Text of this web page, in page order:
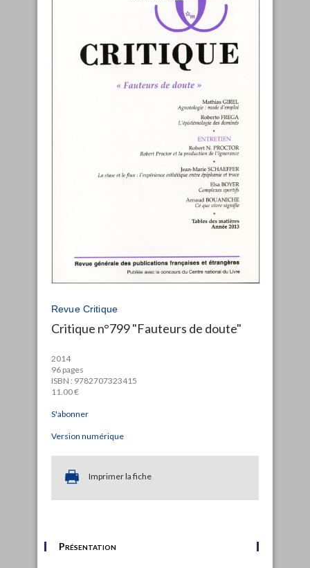
Revue Critique
Critique n°799 "Fauteurs de doute"
2014
96 pages
ISBN : 9782707323415
11.00 €
S'abonner
Version numérique
Imprimer la fiche
Présentation